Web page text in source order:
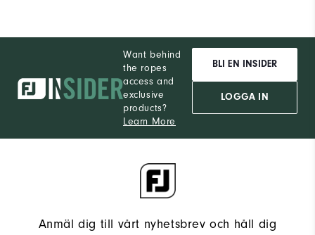
Want behind
the ropes
access and
exclusive
products?
Learn More
BLI EN INSIDER
LOGGA IN
Anmäl dig till vårt nyhetsbrev och håll dig